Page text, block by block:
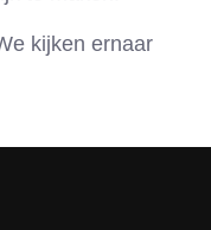
kijken ernaar